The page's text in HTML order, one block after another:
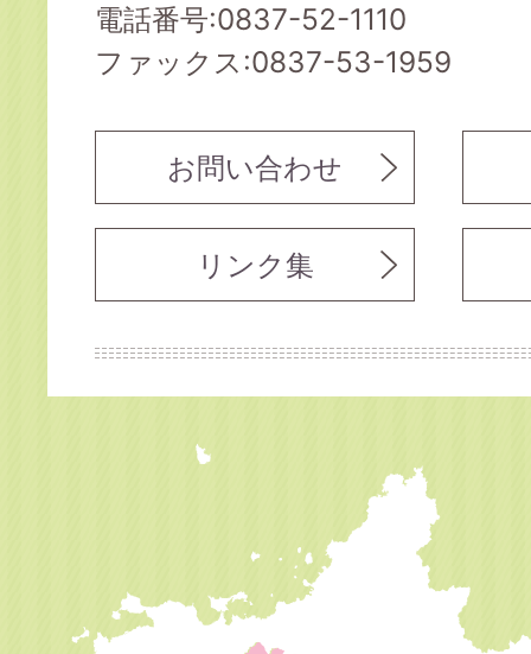
電話番号:0837-52-1110
ファックス:0837-53-1959
お問い合わせ
リンク集